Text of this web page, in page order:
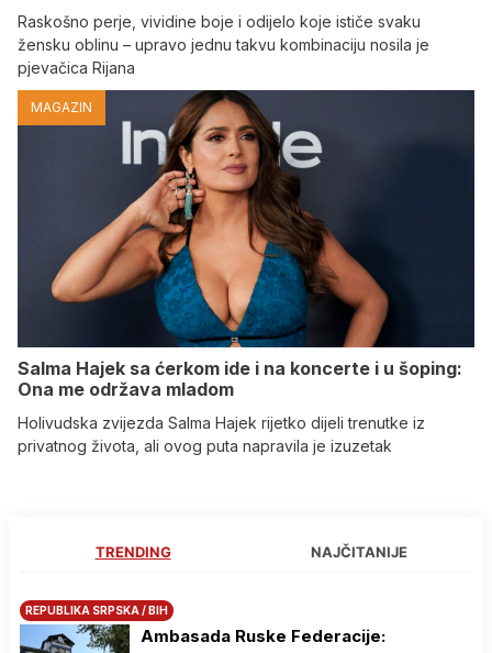
Raskošno perje, vividine boje i odijelo koje ističe svaku
žensku oblinu – upravo jednu takvu kombinaciju nosila je
pjevačica Rijana
MAGAZIN
Salma Hajek sa ćerkom ide i na koncerte i u šoping:
Ona me održava mladom
Holivudska zvijezda Salma Hajek rijetko dijeli trenutke iz
privatnog života, ali ovog puta napravila je izuzetak
TRENDING NAJČITANIJE
REPUBLIKA SRPSKA / BIH
Ambasada Ruske Federacije: